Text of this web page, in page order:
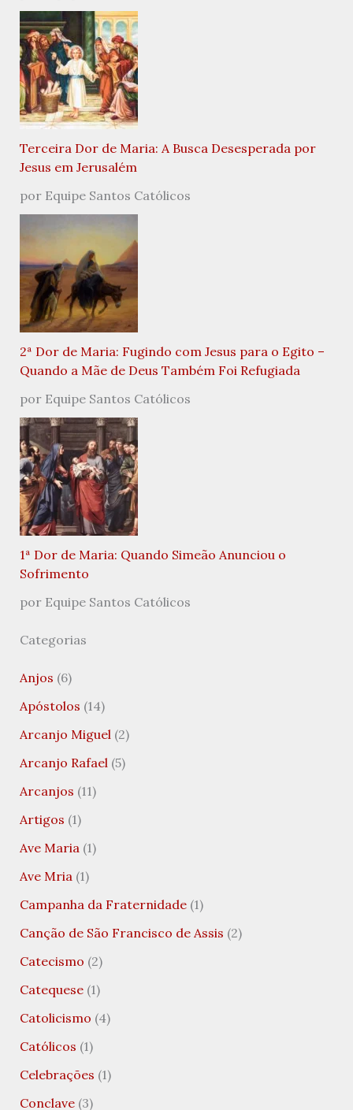
Terceira Dor de Maria: A Busca Desesperada por
Jesus em Jerusalém
por Equipe Santos Católicos
2ª Dor de Maria: Fugindo com Jesus para o Egito –
Quando a Mãe de Deus Também Foi Refugiada
por Equipe Santos Católicos
1ª Dor de Maria: Quando Simeão Anunciou o
Sofrimento
por Equipe Santos Católicos
Categorias
Anjos (6)
Apóstolos (14)
Arcanjo Miguel (2)
Arcanjo Rafael (5)
Arcanjos (11)
Artigos (1)
Ave Maria (1)
Ave Mria (1)
Campanha da Fraternidade(1)
Canção de São Francisco de Assis (2)
Catecismo (2)
Catequese(1)
Catolicismo (4)
Católicos (1)
Celebrações (1)
Conclave(3)